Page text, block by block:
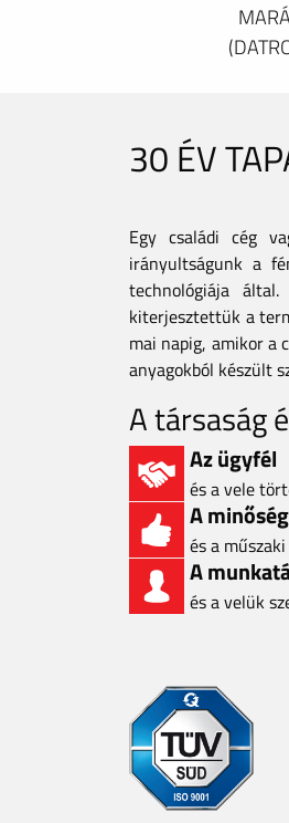
30 ÉV
Egy családi cég
irányultságunk a
technológiája
kiterjesztettük a
mai napig, amikor a
anyagokból készült
A társaság
Az ügyfél
és a vele
A
és a
A
és a velük